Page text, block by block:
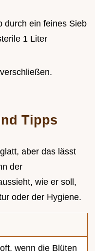
durch ein feines Sieb
1 Liter
Tipps
aber das lässt
der
wie er soll,
oder der Hygiene.
wenn die Blüten